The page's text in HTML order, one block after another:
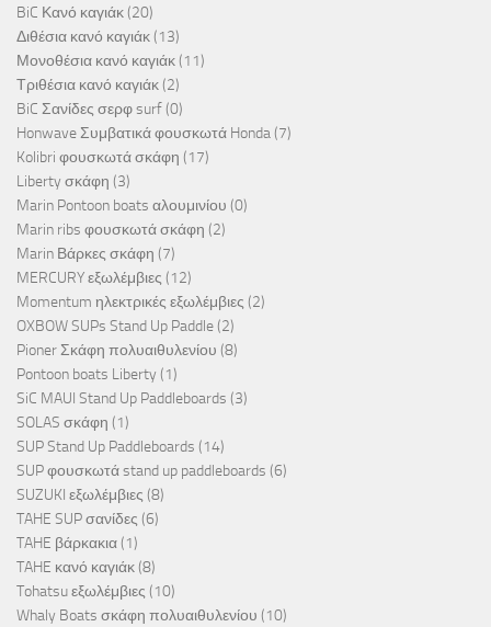
BiC Κανό καγιάκ(20)
Διθέσια κανό καγιάκ(13)
Μονοθέσια κανό καγιάκ(11)
Τριθέσια κανό καγιάκ(2)
BiC Σανίδες σερφ surf(0)
Honwave Συμβατικά φουσκωτά Honda(7)
Kolibri φουσκωτά σκάφη (17)
Liberty σκάφη (3)
Marin Pontoon boats αλουμινίου (0)
Marin ribs φουσκωτά σκάφη (2)
Marin Βάρκες σκάφη (7)
MERCURY εξωλέμβιες (12)
Momentum ηλεκτρικές εξωλέμβιες (2)
OXBOW SUPs Stand Up Paddle(2)
Pioner Σκάφη πολυαιθυλενίου (8)
Pontoon boats Liberty (1)
SiC MAUI Stand Up Paddleboards (3)
SOLAS σκάφη (1)
SUP Stand Up Paddleboards (14)
SUP φουσκωτά stand up paddleboards (6)
SUZUKI εξωλέμβιες (8)
TAHE SUP σανίδες (6)
TAHE βάρκακια(1)
TAHE κανό καγιάκ(8)
Tohatsu εξωλέμβιες (10)
Whaly Boats σκάφη πολυαιθυλενίου (10)